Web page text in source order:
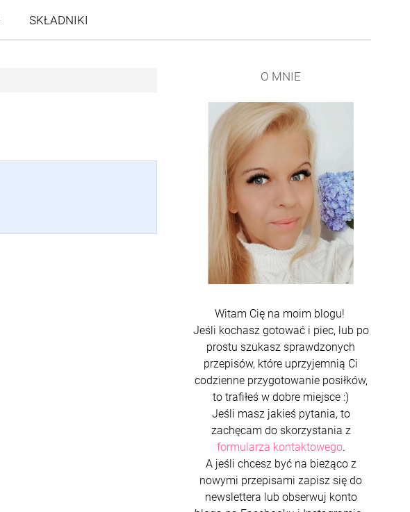
SKŁADNIKI
O MNIE
Witam Cię na moim blogu!
Jeśli kochasz gotować i piec, lub po
prostu szukasz sprawdzonych
przepisów, które uprzyjemnią Ci
codzienne przygotowanie posiłków,
to trafiłeś w dobre miejsce :)
Jeśli masz jakieś pytania, to
zachęcam do skorzystania z
formularza kontaktowego.
A jeśli chcesz być na bieżąco z
nowymi przepisami zapisz się do
newslettera lub obserwuj konto